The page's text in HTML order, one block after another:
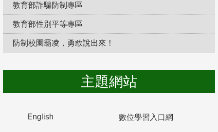
教育部詐騙防制專區
教育部性別平等專區
防制校園霸凌，勇敢說出來！
主題網站
English 數位學習入口網